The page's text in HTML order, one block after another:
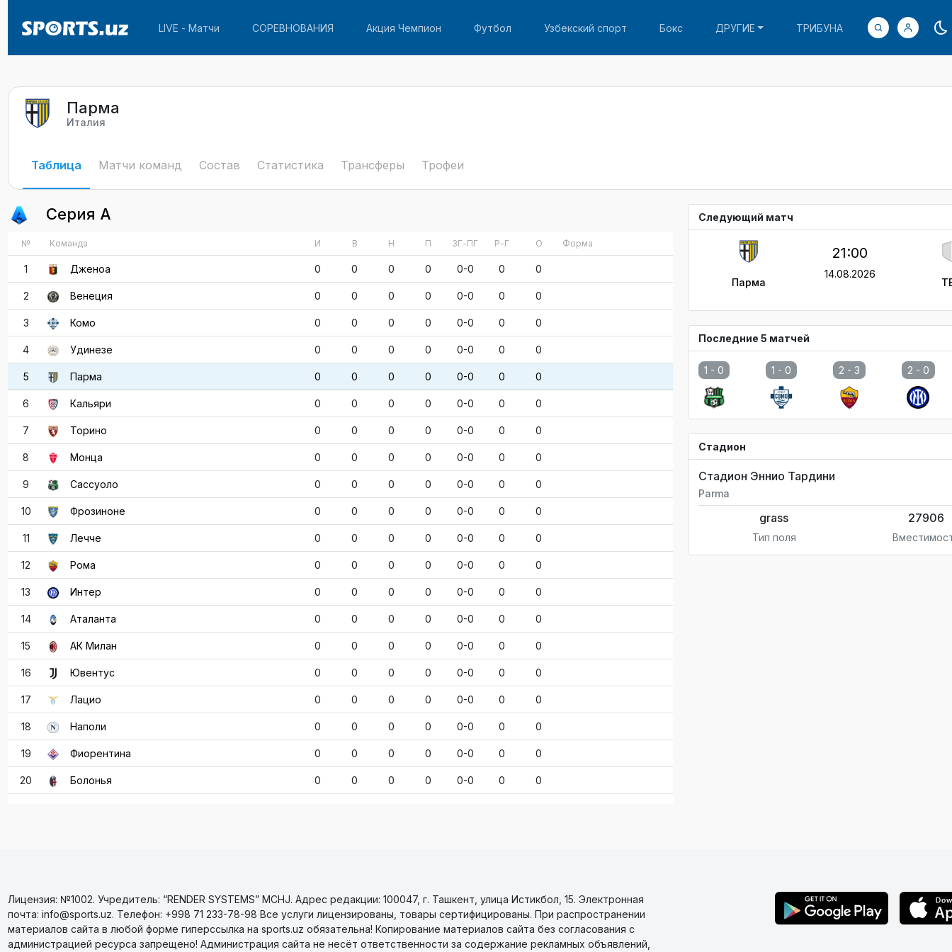
LIVE - Матчи СОРЕВНОВАНИЯ Акция Чемпион Футбол Узбекский спорт Бокс ДРУГИЕ ТРИБУНА
Парма
Италия
Таблица Матчи команд Состав Статистика Трансферы Трофеи
Серия А
№ Команда И В Н П ЗГ-ПГ Р-Г О Форма
1 Дженоа 0 0 0 0 0-0 0 0
2 Венеция 0 0 0 0 0-0 0 0
3 Комо 0 0 0 0 0-0 0 0
4 Удинезе 0 0 0 0 0-0 0 0
5 Парма 0 0 0 0 0-0 0 0
6 Кальяри 0 0 0 0 0-0 0 0
7 Торино 0 0 0 0 0-0 0 0
8 Монца 0 0 0 0 0-0 0 0
9 Сассуоло 0 0 0 0 0-0 0 0
10 Фрозиноне 0 0 0 0 0-0 0 0
11 Лечче 0 0 0 0 0-0 0 0
12 Рома 0 0 0 0 0-0 0 0
13 Интер 0 0 0 0 0-0 0 0
14 Аталанта 0 0 0 0 0-0 0 0
15 АК Милан 0 0 0 0 0-0 0 0
16 Ювентус 0 0 0 0 0-0 0 0
17 Лацио 0 0 0 0 0-0 0 0
18 Наполи 0 0 0 0 0-0 0 0
19 Фиорентина 0 0 0 0 0-0 0 0
20 Болонья 0 0 0 0 0-0 0 0
Следующий матч
Парма
21:00
14.08.2026
Последние 5 матчей
1 - 0 1 - 0 2 - 3 2 - 0
Стадион
Стадион Эннио Тардини
Parma
grass
Тип поля
27906
Лицензия: №1002. Учредитель: “RENDER SYSTEMS” MCHJ. Адрес редакции: 100047, г. Ташкент, улица Истикбол, 15. Электронная
почта: info@sports.uz. Телефон: +998 71 233-78-98 Все услуги лицензированы, товары сертифицированы. При распространении
материалов сайта в любой форме гиперссылка на sports.uz обязательна! Копирование материалов сайта без согласования с
администрацией ресурса запрещено! Администрация сайта не несёт ответственности за содержание рекламных объявлений,